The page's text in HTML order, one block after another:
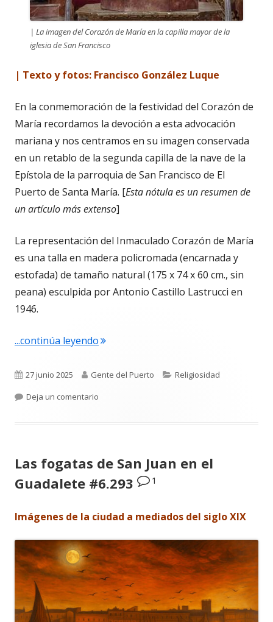
| La imagen del Corazón de María en la capilla mayor de la
iglesia de San Francisco
| Texto y fotos: Francisco González Luque
En la conmemoración de la festividad del Corazón de
María recordamos la devoción a esta advocación
mariana y nos centramos en su imagen conservada
en un retablo de la segunda capilla de la nave de la
Epístola de la parroquia de San Francisco de El
Puerto de Santa María. [Esta nótula es un resumen de
un artículo más extenso]
La representación del Inmaculado Corazón de María
es una talla en madera policromada (encarnada y
estofada) de tamaño natural (175 x 74 x 60 cm., sin
peana) esculpida por Antonio Castillo Lastrucci en
1946.
...continúa leyendo"Lo que no sabías del Corazón de
Publicado
el
27 junio 2025 Autor
Gente del Puerto Categorías
Religiosidad
Deja un comentario
Las fogatas de San Juan en el
Guadalete #6.293
1
Imágenes de la ciudad a mediados del siglo XIX